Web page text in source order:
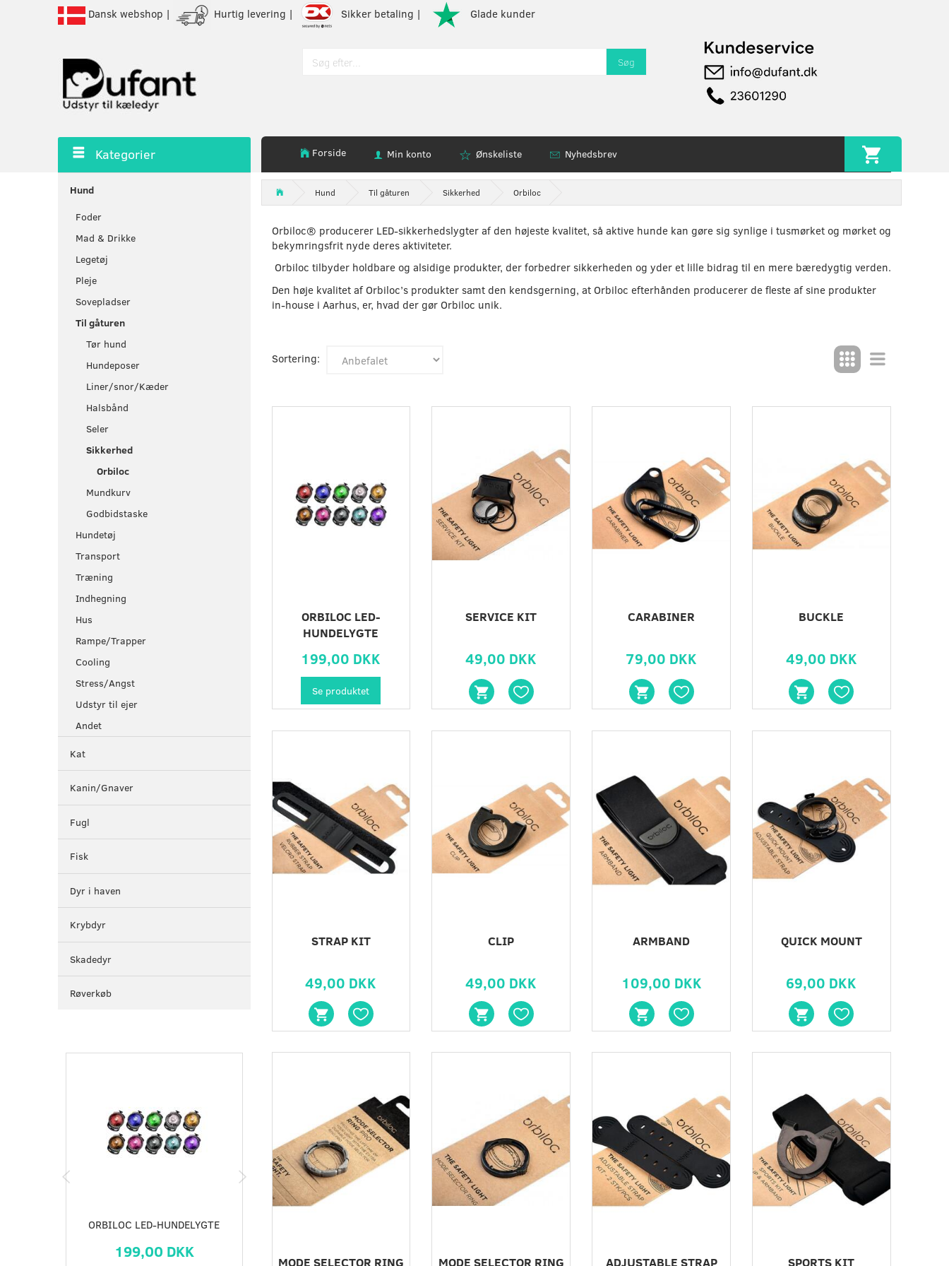
Dansk webshop | Hurtig levering | Sikker betaling | Glade kunder
Søg
Forside Min konto Ønskeliste Nyhedsbrev
Kategorier
Hund
Foder
Mad & Drikke
Legetøj
Pleje
Sovepladser
Til gåturen
Tør hund
Hundeposer
Liner/snor/Kæder
Halsbånd
Seler
Sikkerhed
Orbiloc
Mundkurv
Godbidstaske
Hundetøj
Transport
Træning
Indhegning
Hus
Rampe/Trapper
Cooling
Stress/Angst
Udstyr til ejer
Andet
Kat
Kanin/Gnaver
Fugl
Fisk
Dyr i haven
Krybdyr
Skadedyr
Røverkøb
ORBILOC LED-HUNDELYGTE
199,00 DKK
Hund Til gåturen Sikkerhed Orbiloc
Orbiloc® producerer LED-sikkerhedslygter af den højeste kvalitet, så aktive hunde kan gøre sig synlige i tusmørket og mørket og
bekymringsfrit nyde deres aktiviteter.
Orbiloc tilbyder holdbare og alsidige produkter, der forbedrer sikkerheden og yder et lille bidrag til en mere bæredygtig verden.
Den høje kvalitet af Orbiloc’s produkter samt den kendsgerning, at Orbiloc efterhånden producerer de fleste af sine produkter
in-house i Aarhus, er, hvad der gør Orbiloc unik.
Sortering:
ORBILOC LED-
HUNDELYGTE
199,00 DKK
Se produktet
SERVICE KIT
49,00 DKK
CARABINER
79,00 DKK
BUCKLE
49,00 DKK
STRAP KIT
49,00 DKK
CLIP
49,00 DKK
ARMBAND
109,00 DKK
QUICK MOUNT
69,00 DKK
MODE SELECTOR RING MODE SELECTOR RING ADJUSTABLE STRAP SPORTS KIT